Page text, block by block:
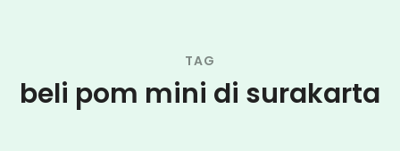
TAG
beli pom mini di surakarta